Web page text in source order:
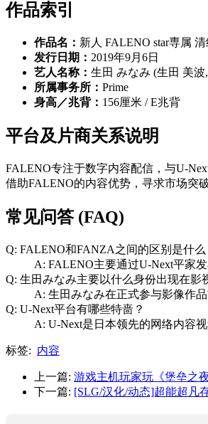
作品索引
作品名： 新人 FALENO star専属
发行日期： 2019年9月6日
艺人名称： 生田 みなみ (生田 美波
所属事务所： Prime
身高／兆背： 156厘米 / E兆背
平台及片商关系说明
FALENO专注于数字内容配信，与U-
借助FALENO的内容优势，寻求市场突
常见问答 (FAQ)
Q: FALENO和FANZA之间的区别是什么
A: FALENO主要通过U-Next平家
Q: 生田みなみ主要以什么身份出现在影
A: 生田みなみ在正式参与影像作
Q: U-Next平台有哪些特啬？
A: U-Next是日本领先的网络内容
标签: 内容
上一篇: 游戏主机玩家玩《堡垒之
下一篇: [SLG/汉化/动态]超能超凡